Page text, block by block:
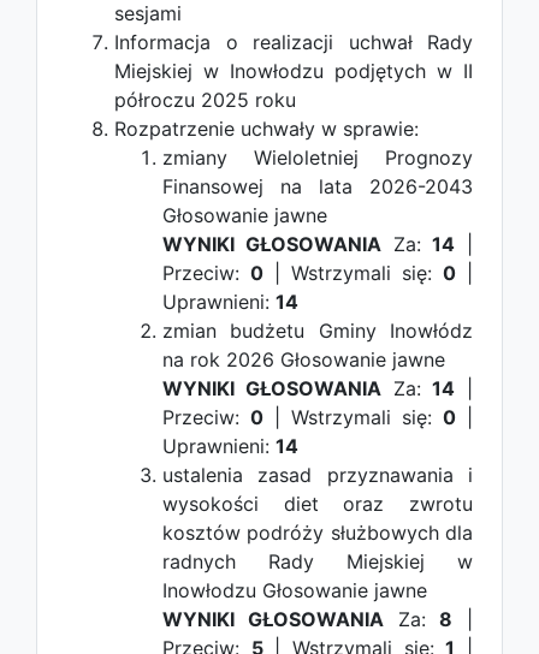
sesjami
Informacja o realizacji uchwał Rady
Miejskiej w Inowłodzu podjętych w II
półroczu 2025 roku
Rozpatrzenie uchwały w sprawie:
zmiany Wieloletniej Prognozy
Finansowej na lata 2026-2043
Głosowanie jawne
WYNIKI GŁOSOWANIAZa:14
Przeciw: 0 | Wstrzymali się: 0
Uprawnieni: 14
zmian budżetu Gminy Inowłódz
na rok 2026 Głosowanie jawne
WYNIKI GŁOSOWANIAZa:14
Przeciw: 0 | Wstrzymali się: 0
Uprawnieni: 14
ustalenia zasad przyznawania i
wysokości diet oraz zwrotu
kosztów podróży służbowych dla
radnych Rady Miejskiej w
Inowłodzu Głosowanie jawne
WYNIKI GŁOSOWANIAZa:8
Przeciw: 5| Wstrzymali się:1